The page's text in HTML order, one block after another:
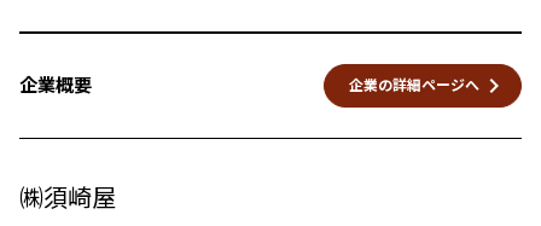
企業概要 企業の詳細ページへ keyboard_arrow_right
㈱須崎屋